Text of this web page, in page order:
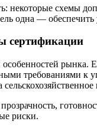
некоторые схемы
одна — обеспечить
сертификации
рынка.
требованиями к
риски.